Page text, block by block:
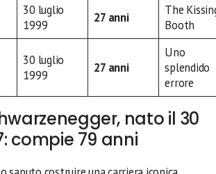
30 luglio
1999
27 anni
The
Booth
30 luglio
1999
27 anni
Uno
splendido
errore
nato il 30
compie 79 anni